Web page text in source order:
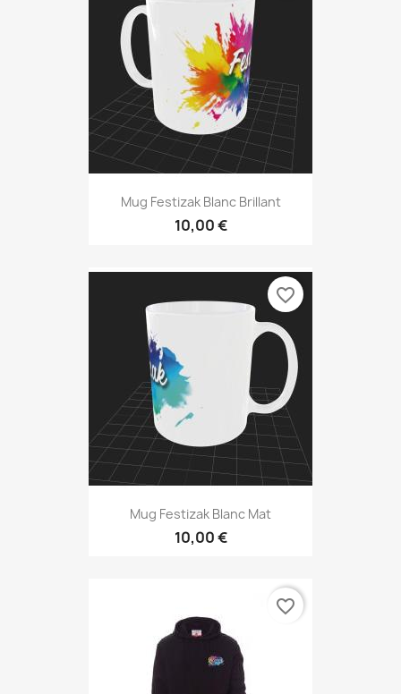
Mug Festizak Blanc Brillant
10,00 €
Mug Festizak Blanc Mat
10,00 €
favorite_border
favorite_border